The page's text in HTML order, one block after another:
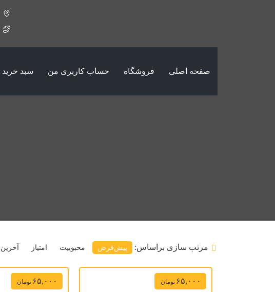
صفحه اصلی فروشگاه حساب کاربری من سبد خرید
مرتب سازی براساس: پیش‌فرض محبوبیت امتیاز آخرین
۶۵,۰۰۰ تومان ۶۵,۰۰۰ تومان